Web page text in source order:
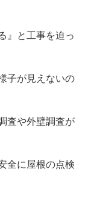
』と工事を迫っ
子が見えないの
査や外壁調査が
全に屋根の点検